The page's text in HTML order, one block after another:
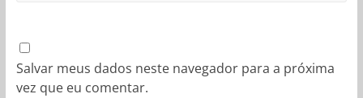
Salvar meus dados neste navegador para a próxima
vez que eu comentar.